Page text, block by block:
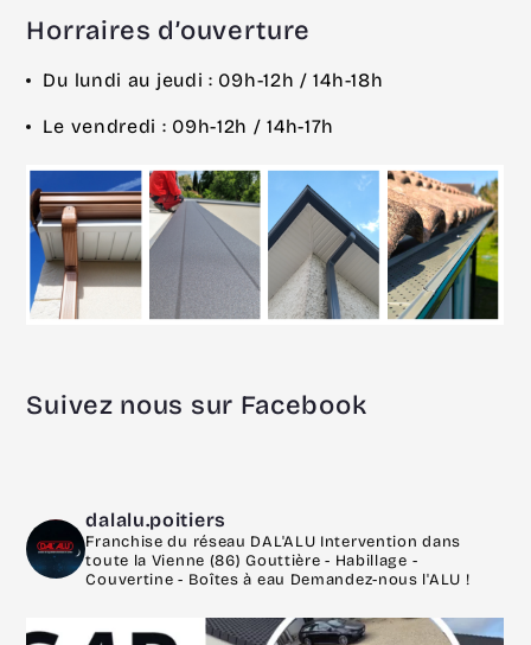
Horraires d’ouverture
Du lundi au jeudi : 09h-12h / 14h-18h
Le vendredi : 09h-12h / 14h-17h
Suivez nous sur Facebook
dalalu.poitiers
Franchise du réseau DAL'ALU Intervention dans
toute la Vienne (86)Gouttière - Habillage -
Couvertine - Boîtes à eau Demandez-nous l'ALU !